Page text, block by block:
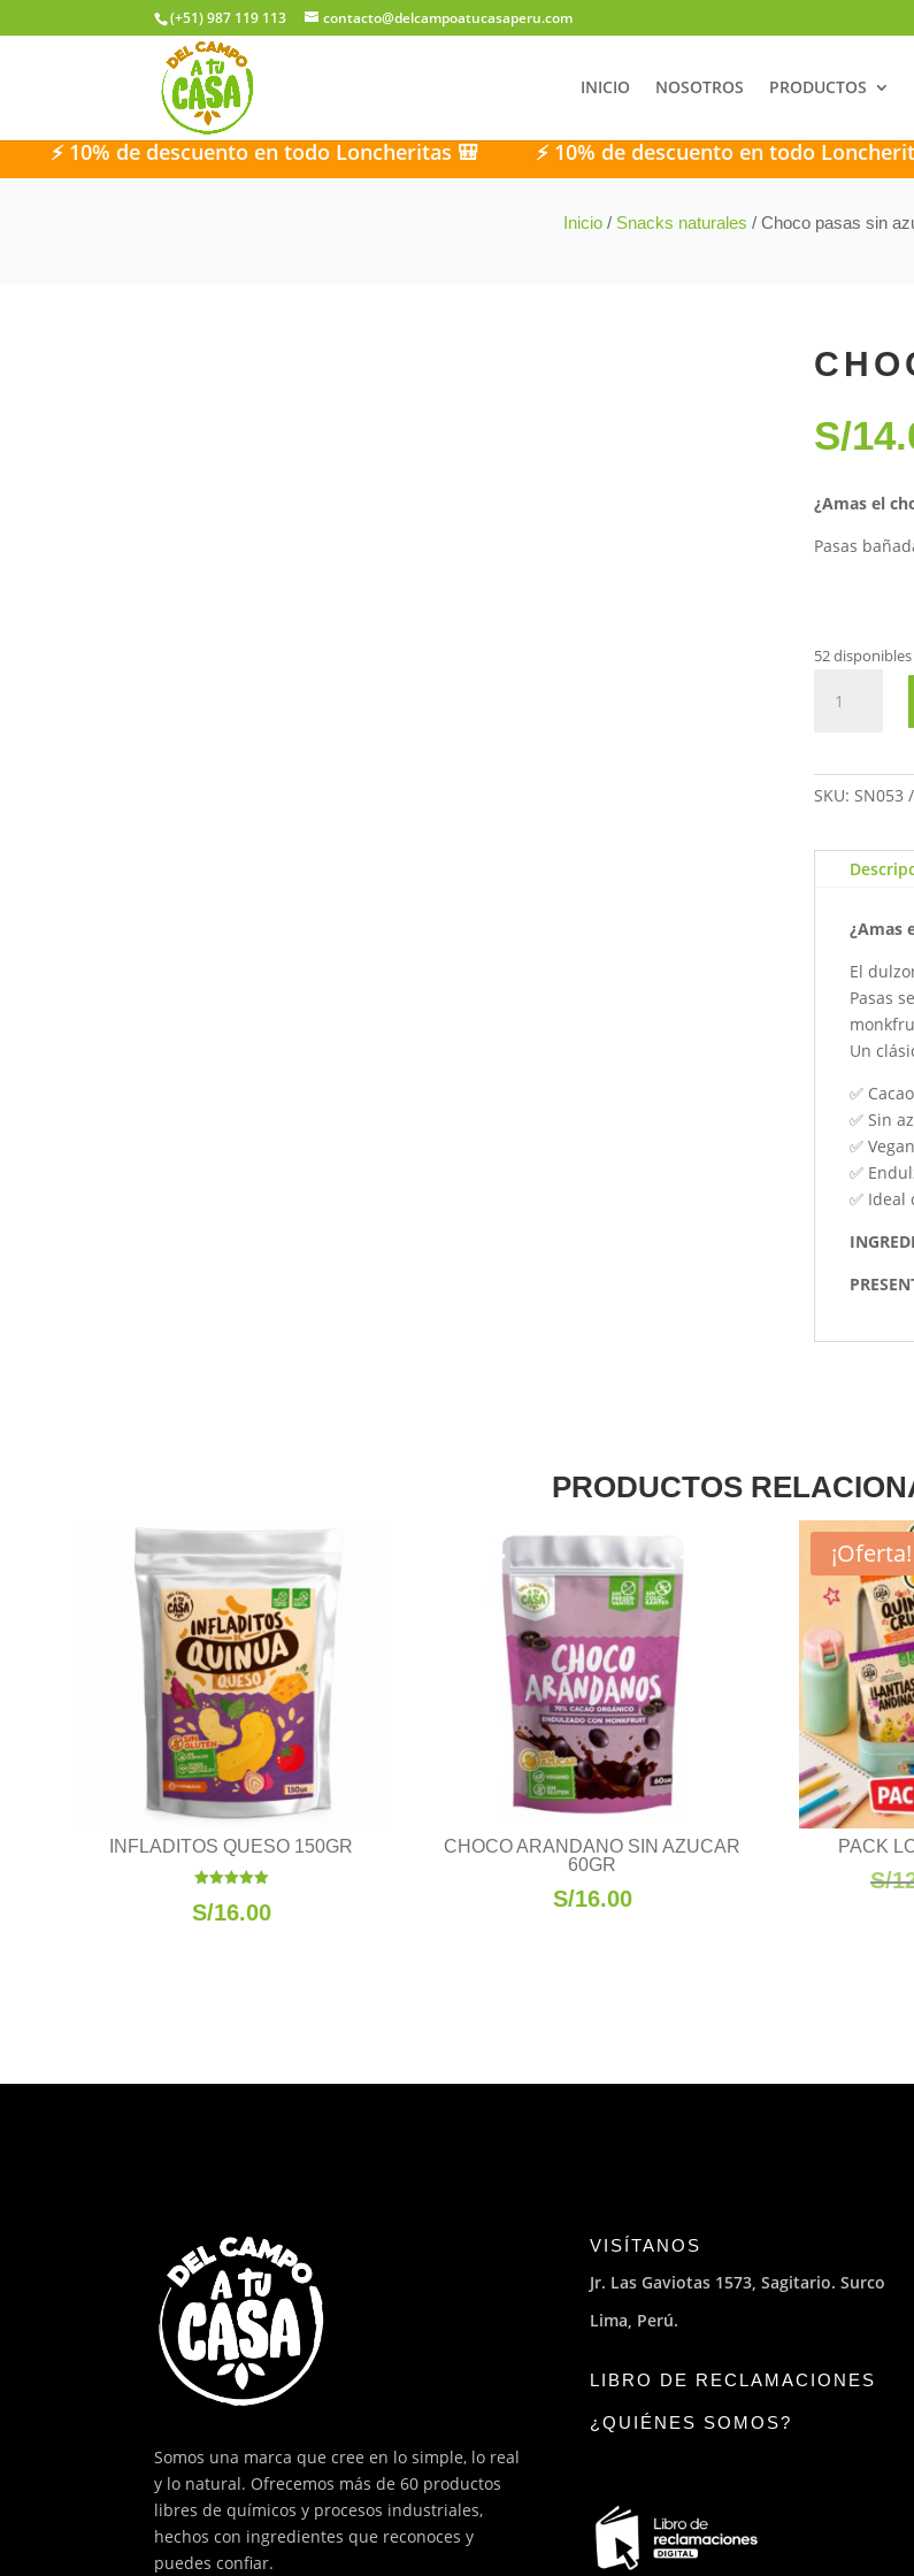
(+51) 987 119 113 contacto@delcampoatucasaperu.com
INICIO NOSOTROS PRODUCTOS
de descuento en todo Loncheritas 🎒 ⚡ 10% de descuento en todo Loncheritas 🎒
Inicio / Snacks naturales / Choco pasas sin
S/
¿Amas el
Pasas
52 disponibles
pasas
60gr
SKU: SN053
¿Amas
El
Pasas
Un
✅
✅ Sin
✅
✅
✅ Ideal
PRODUCTOS
INFLADITOS QUESO 150GR
con
S/16.00
CHOCO ARANDANO SIN AZUCAR
60GR
S/16.00
¡Oferta!
PACK
S/
Somos una marca que cree en lo simple, lo real
y lo natural. Ofrecemos más de 60 productos
libres de químicos y procesos industriales,
hechos con ingredientes que reconoces y
puedes confiar.
VISÍTANOS
Jr. Las Gaviotas 1573, Sagitario. Surco
Lima, Perú.
LIBRO DE RECLAMACIONES
¿QUIÉNES SOMOS?